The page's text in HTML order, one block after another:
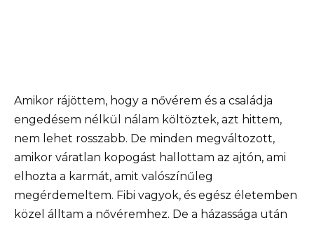
Amikor rájöttem, hogy a nővérem és a családja
engedésem nélkül nálam költöztek, azt hittem,
nem lehet rosszabb. De minden megváltozott,
amikor váratlan kopogást hallottam az ajtón, ami
elhozta a karmát, amit valószínűleg
megérdemeltem. Fibi vagyok, és egész életemben
közel álltam a nővéremhez. De a házassága után